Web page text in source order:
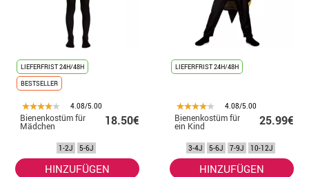
LIEFERFRIST 24H/48H
BESTSELLER
4.08/5.00
Bienenkostüm für
Mädchen 18.50€
1-2J 5-6J
HINZUFÜGEN
LIEFERFRIST 24H/48H
4.08/5.00
Bienenkostüm für
ein Kind 25.99€
3-4J 5-6J 7-9J 10-12J
HINZUFÜGEN